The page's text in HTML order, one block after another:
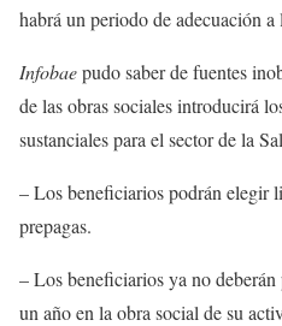
habrá un periodo de adecuación a
Infobaepudo saber de fuentes
de las obras sociales introducirá
sustanciales para el sector de la
– Los beneficiarios podrán elegir
prepagas.
– Los beneficiarios ya no
un año en la obra social de su